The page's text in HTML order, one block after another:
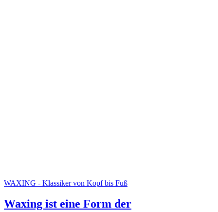
WAXING - Klassiker von Kopf bis Fuß
Waxing ist eine Form der